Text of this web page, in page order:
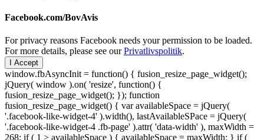
Facebook.com/BovAvis
For privacy reasons Facebook needs your permission to be loaded.
For more details, please see ourPrivatlivspolitik.
I Accept
window.fbAsyncInit = function() { fusion_resize_page_widget();
jQuery( window ).on( 'resize', function() {
fusion_resize_page_widget(); }); function
fusion_resize_page_widget() { var availableSpace = jQuery(
'.facebook-like-widget-4' ).width(), lastAvailableSPace = jQuery(
'.facebook-like-widget-4 .fb-page' ).attr( 'data-width' ), maxWidth =
268; if ( 1 > availableSpace ) { availableSpace = maxWidth; } if (